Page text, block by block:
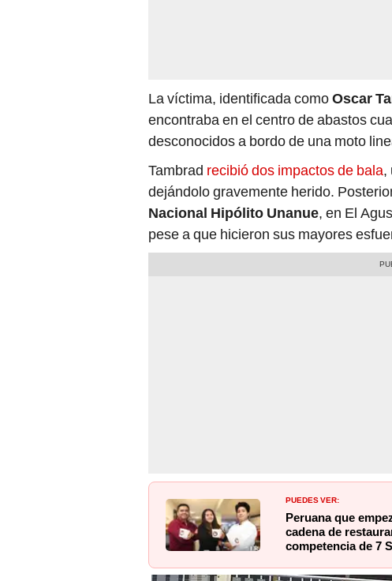
La víctima, identificada comoOscar
encontraba en el centro de abastos
desconocidos a bordo de una moto
Tambrad recibió dos impactos de bala,
dejándolo gravemente herido.
Nacional Hipólito Unanue, en El
pese a que hicieron sus mayores
PUEDES VER:
Peruana que
cadena de
competencia de 7